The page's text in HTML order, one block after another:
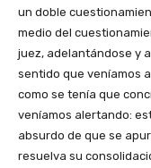
un doble
medio del
juez, adelantándose y
sentido que veníamos
como se tenía que
veníamos alertando:
absurdo de que se
resuelva su